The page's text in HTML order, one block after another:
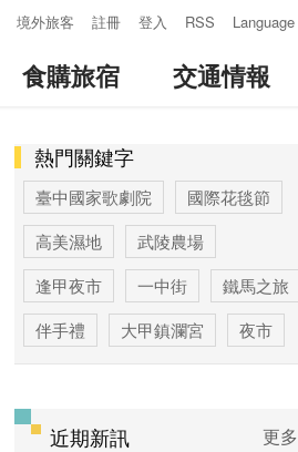
境外旅客 註冊 登入 RSS Language
食購旅宿 交通情報
熱門關鍵字
臺中國家歌劇院
國際花毯節
高美濕地
武陵農場
逢甲夜市
一中街
鐵馬之旅
伴手禮
大甲鎮瀾宮
夜市
近期新訊
更多